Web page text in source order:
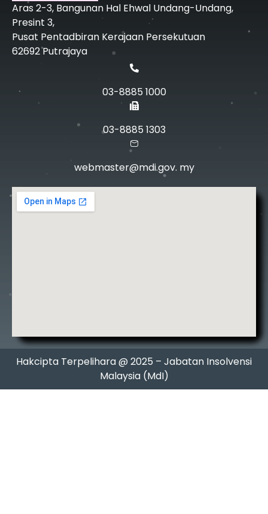
Aras 2-3, Bangunan Hal Ehwal Undang-Undang,
Presint 3,
Pusat Pentadbiran Kerajaan Persekutuan
62692 Putrajaya
03-8885 1000
03-8885 1303
webmaster@mdi.gov. my
Hakcipta Terpelihara @ 2025 – Jabatan Insolvensi
Malaysia (MdI)